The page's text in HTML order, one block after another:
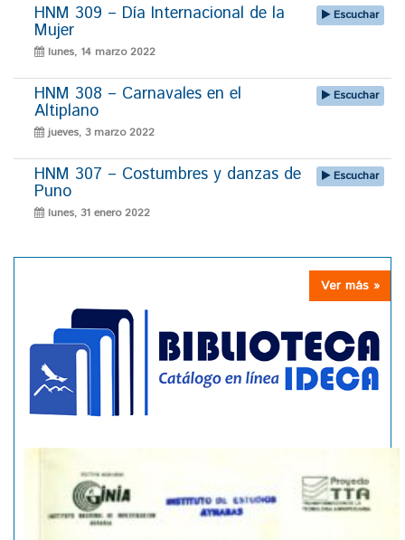
HNM 309 – Día Internacional de la
Mujer
lunes, 14 marzo 2022
Escuchar
HNM 308 – Carnavales en el
Altiplano
jueves, 3 marzo 2022
Escuchar
HNM 307 – Costumbres y danzas de
Puno
lunes, 31 enero 2022
Escuchar
Ver más »